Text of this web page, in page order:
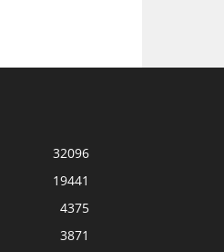
32096
19441
4375
3871